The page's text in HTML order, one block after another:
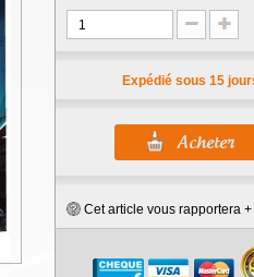
Expédié sous 15
Cet article vous rapportera +